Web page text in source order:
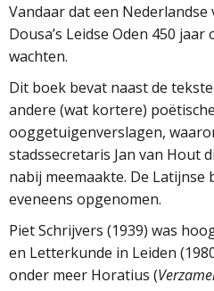
Vandaar dat een Nederlandse
Dousa’s Leidse Oden 450
wachten.
Dit boek bevat naast de
andere (wat kortere) poëtische
ooggetuigenverslagen,
stadssecretaris Jan van Hout
nabij meemaakte. De
eveneens opgenomen.
Piet Schrijvers (1939) was
en Letterkunde in Leiden
onder meer Horatius (